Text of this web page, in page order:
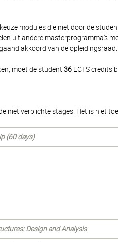
modules die niet door de
uit andere masterprogramma's
akkoord van de opleidingsraad.
moet de student 36 ECTS credits
niet verplichte stages. Het is niet
(60 days)
Design and Analysis